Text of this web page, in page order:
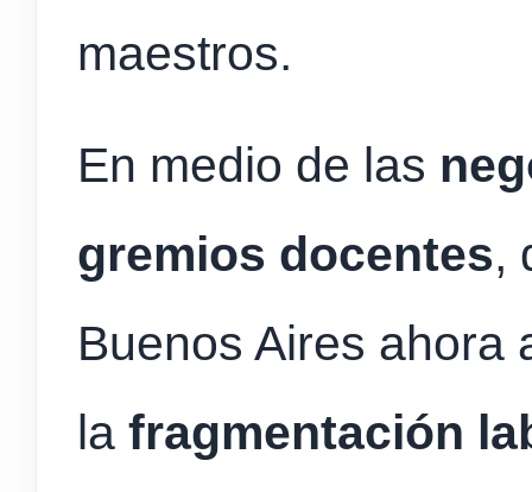
maestros.
En medio de las
gremios docentes,
Buenos Aires ahora
la fragmentación